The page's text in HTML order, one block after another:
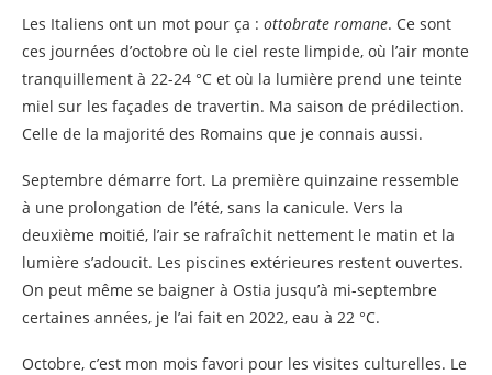
Les Italiens ont un mot pour ça : ottobrate romane. Ce sont
ces journées d’octobre où le ciel reste limpide, où l’air monte
tranquillement à 22-24 °C et où la lumière prend une teinte
miel sur les façades de travertin. Ma saison de prédilection.
Celle de la majorité des Romains que je connais aussi.
Septembre démarre fort. La première quinzaine ressemble
à une prolongation de l’été, sans la canicule. Vers la
deuxième moitié, l’air se rafraîchit nettement le matin et la
lumière s’adoucit. Les piscines extérieures restent ouvertes.
On peut même se baigner à Ostia jusqu’à mi-septembre
certaines années, je l’ai fait en 2022, eau à 22 °C.
Octobre, c’est mon mois favori pour les visites culturelles. Le